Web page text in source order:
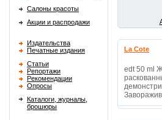
Салоны красоты
Акции и распродажи
Издательства
Печатные издания
Статьи
Репортажи
Рекомендации
Опросы
Каталоги, журналы,
брошюры
La Cote
edt 50 ml